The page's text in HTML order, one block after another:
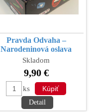
Pravda Odvaha –
Narodeninová oslava
Skladom
9,90 €
ks
Detail